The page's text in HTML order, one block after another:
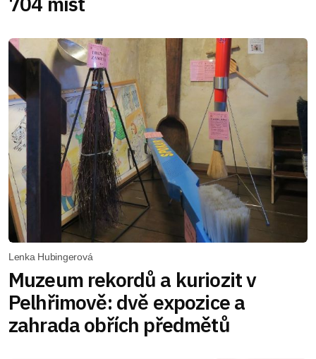
Lenka Hubingerová
Muzeum rekordů a kuriozit v
Pelhřimově: dvě expozice a
zahrada obřích předmětů